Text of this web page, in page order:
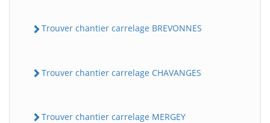
Trouver chantier carrelage BREVONNES
Trouver chantier carrelage CHAVANGES
Trouver chantier carrelage MERGEY